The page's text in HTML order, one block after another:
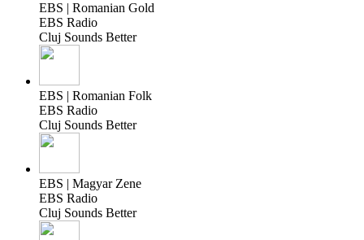
EBS | Romanian Gold
EBS Radio
Cluj Sounds Better
EBS | Romanian Folk
EBS Radio
Cluj Sounds Better
EBS | Magyar Zene
EBS Radio
Cluj Sounds Better